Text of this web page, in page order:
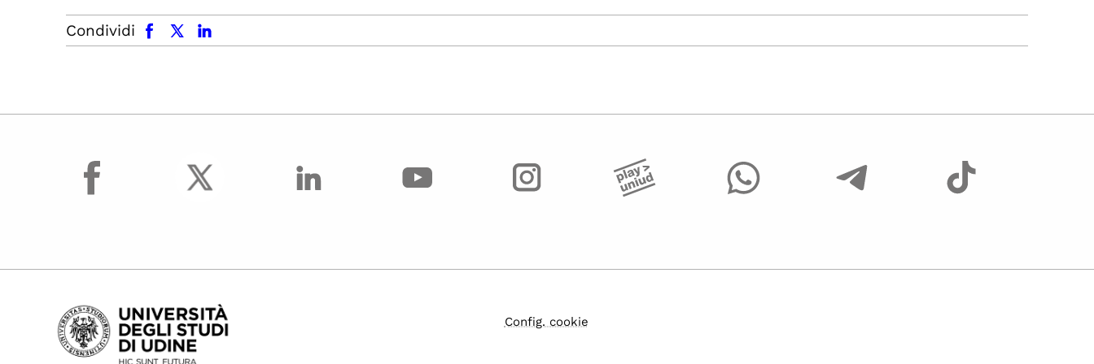
Condividi
facebook x.com linkedin
facebook
Config. cookie